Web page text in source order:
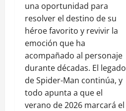
una oportunidad para
resolver el destino de su
héroe favorito y revivir la
emoción que ha
acompañado al personaje
durante décadas. El legado
de Spider-Man continúa, y
todo apunta a que el
verano de 2026 marcará el